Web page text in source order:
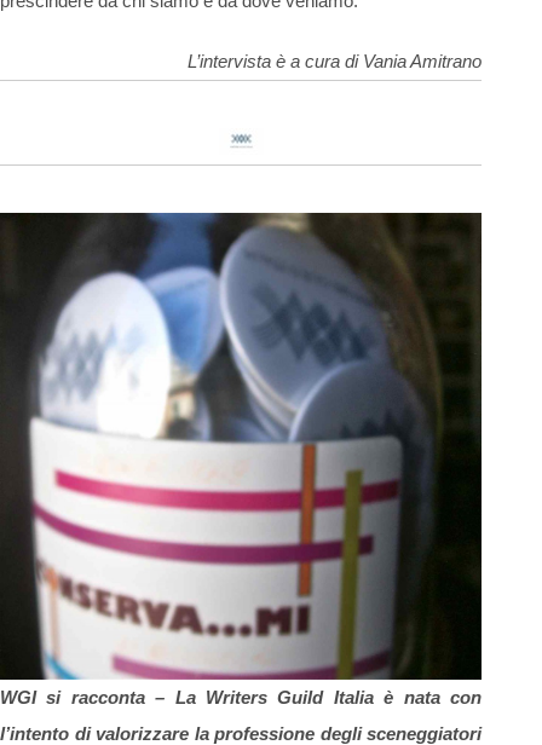
L’intervista è a cura di Vania Amitrano
WGI si racconta – La Writers Guild Italia è nata con
l’intento di valorizzare la professione degli sceneggiatori